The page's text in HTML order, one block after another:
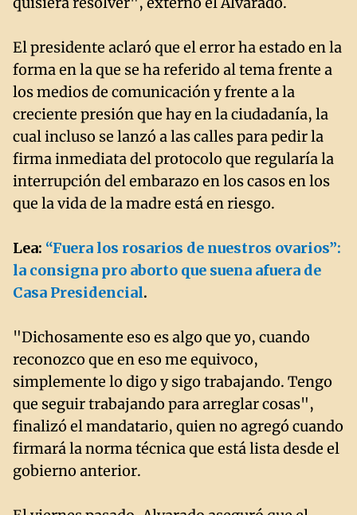
El presidente aclaró que el error ha estado en la
forma en la que se ha referido al tema frente a
los medios de comunicación y frente a la
creciente presión que hay en la ciudadanía, la
cual incluso se lanzó a las calles para pedir la
firma inmediata del protocolo que regularía la
interrupción del embarazo en los casos en los
que la vida de la madre está en riesgo.
Lea: “Fuera los rosarios de nuestros ovarios”:
la consigna pro aborto que suena afuera de
Casa Presidencial.
"Dichosamente eso es algo que yo, cuando
reconozco que en eso me equivoco,
simplemente lo digo y sigo trabajando. Tengo
que seguir trabajando para arreglar cosas",
finalizó el mandatario, quien no agregó cuando
firmará la norma técnica que está lista desde el
gobierno anterior.